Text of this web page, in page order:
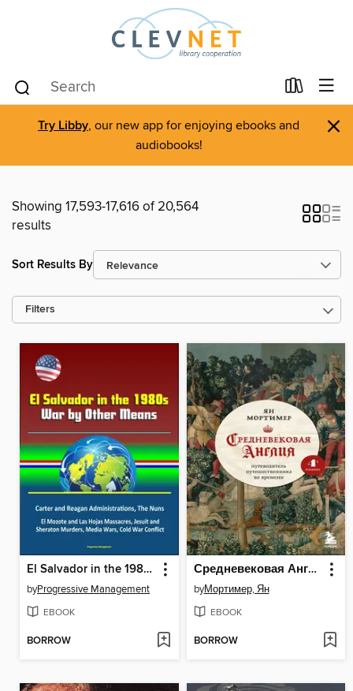
Try Libby, our new app for enjoying ebooks and
audiobooks!
×
Showing 17,593-17,616 of 20,564
results
Sort Results By
Filters
El Salvador in the 1980s
byProgressive Management
EBOOK
BORROW
Средневековая Англия. Путеводитель путешественника во времени
byМортимер, Ян
EBOOK
BORROW